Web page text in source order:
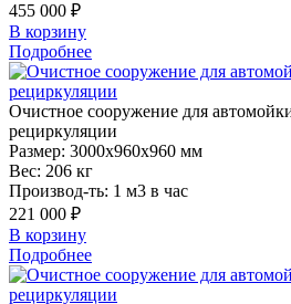
455 000 ₽
В корзину
Подробнее
Очистное сооружение для
рециркуляции
Размер: 3000x960x960 мм
Вес: 206 кг
Производ-ть: 1 м3 в час
221 000 ₽
В корзину
Подробнее